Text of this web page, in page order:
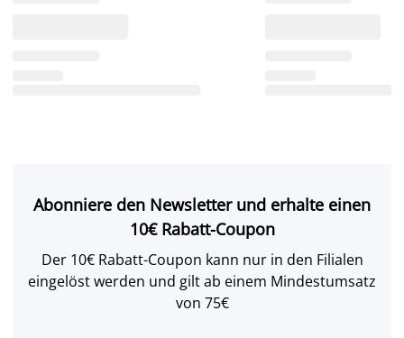
Abonniere den Newsletter und erhalte einen
10€ Rabatt-Coupon
Der 10€ Rabatt-Coupon kann nur in den Filialen
eingelöst werden und gilt ab einem Mindestumsatz
von 75€